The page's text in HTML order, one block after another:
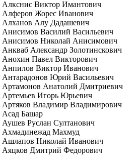
Алкснис Виктор Имантович
Алферов Жорес Иванович
Алханов Алу Дадашевич
Анисимов Василий Васильевич
Анисимов Николай Анисимович
Анкваб Александр Золотинскович
Анохин Павел Викторович
Анпилов Виктор Иванович
Антарадонов Юрий Васильевич
Артамонов Анатолий Дмитриевич
Артемьев Игорь Юрьевич
Артяков Владимир Владимирович
Асад Башар
Аушев Руслан Султанович
Ахмадинежад Махмуд
Ашлапов Николай Иванович
Аяцков Дмитрий Федорович